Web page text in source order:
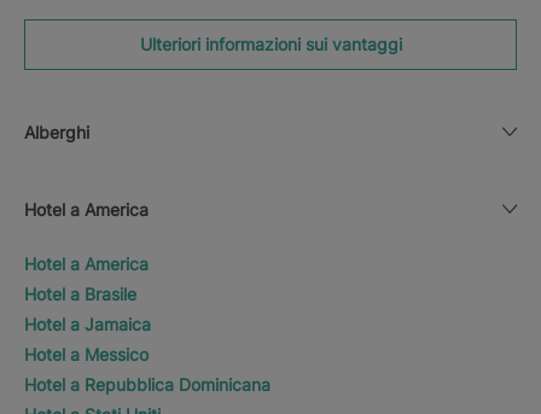
Ulteriori informazioni sui vantaggi
Alberghi
Hotel a America
Hotel a America
Hotel a Brasile
Hotel a Jamaica
Hotel a Messico
Hotel a Repubblica Dominicana